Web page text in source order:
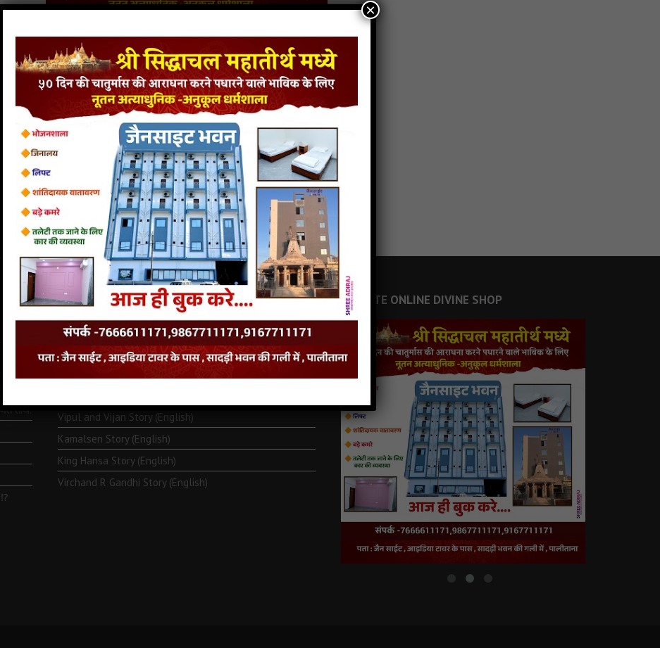
तीर्थ.
⁉️
LATEST JAINISM
The Jain Monk and his Saka saviours (English)
Monk Metarya (English)
Vipul and Vijan Story (English)
Kamalsen Story (English)
King Hansa Story (English)
Virchand R Gandhi Story (English)
JAINSITE ONLINE DIVINE SHOP
×